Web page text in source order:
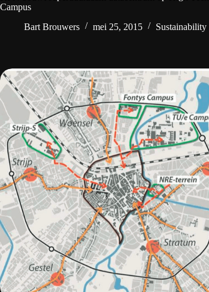
Campus
Bart Brouwers
mei 25, 2015 Sustainability